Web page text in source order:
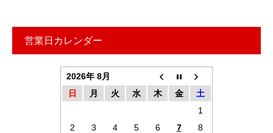
営業日カレンダー
2026年 8月
日
月 火 水 木 金
土
1
2
3 4 5 6 7
8